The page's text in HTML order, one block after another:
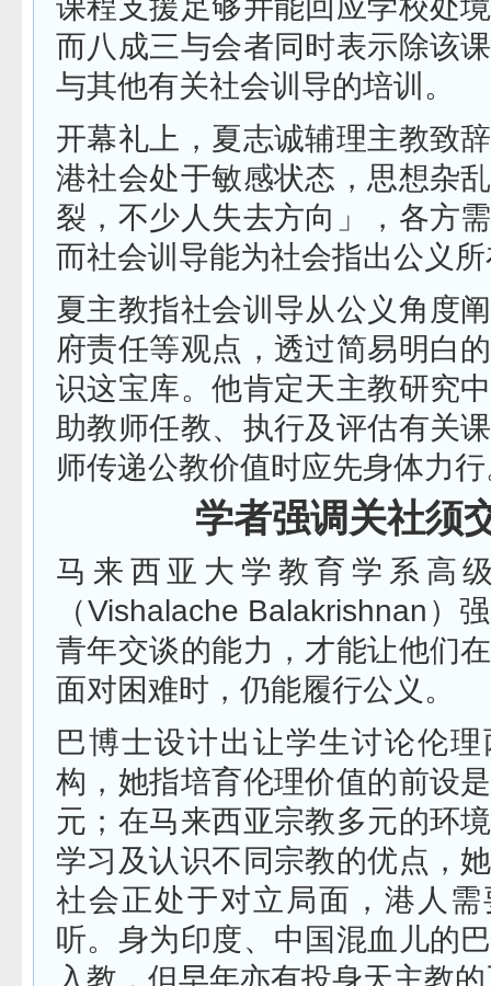
而八成三与会者同时表示除该
与其他有关社会训导的培训。
开幕礼上，夏志诚辅理主教致
港社会处于敏感状态，思想杂
裂，不少人失去方向」，各方
而社会训导能为社会指出公义
夏主教指社会训导从公义角度
府责任等观点，透过简易明白
识这宝库。他肯定天主教研究
助教师任教、执行及评估有关
师传递公教价值时应先身体力
学者强调关社须
马来西亚大学教育学系高
（Vishalache Balakrishnan）
青年交谈的能力，才能让他们
面对困难时，仍能履行公义。
巴博士设计出让学生讨论伦
构，她指培育伦理价值的前设
元；在马来西亚宗教多元的环
学习及认识不同宗教的优点，
社会正处于对立局面，港人
听。身为印度、中国混血儿的
入教，但早年亦有投身天主教